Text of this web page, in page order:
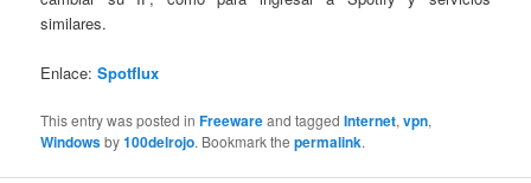
similares.
Enlace:Spotflux
This entry was posted inFreewareand taggedInternet,vpn,
Windowsby100delrojo. Bookmark thepermalink.